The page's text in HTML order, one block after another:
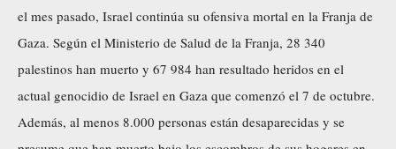
el mes pasado, Israel continúa su ofensiva mortal en la Franja de
Gaza. Según el Ministerio de Salud de la Franja, 28 340
palestinos han muerto y 67 984 han resultado heridos en el
actual genocidio de Israel en Gaza que comenzó el 7 de octubre.
Además, al menos 8.000 personas están desaparecidas y se